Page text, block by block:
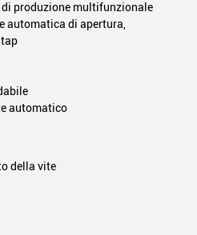
di produzione multifunzionale
automatica di apertura,
automatico
della vite